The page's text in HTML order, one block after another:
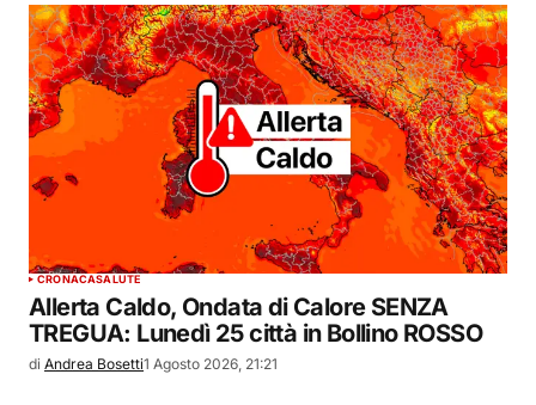
CRONACASALUTE
Allerta Caldo, Ondata di Calore SENZA
TREGUA: Lunedì 25 città in Bollino ROSSO
di Andrea Bosetti1 Agosto 2026, 21:21